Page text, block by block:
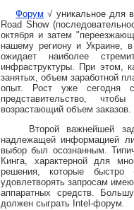
Форум √ уникальное для
Road Show
октября и затем
нашему региону и Украине,
ожидает наиболее
инфраструктуры. При этом,
занятых, объем заработной
опыт. Рост уже сегодня
представительство,
возрастающий объем заказов.
Второй важнейшей
надлежащей информацией
выбор был осознанным.
Кинга, характерной для
решения, которые быстро
удовлетворять запросам
аппаратных средств.
должен сыграть Intel-форум.